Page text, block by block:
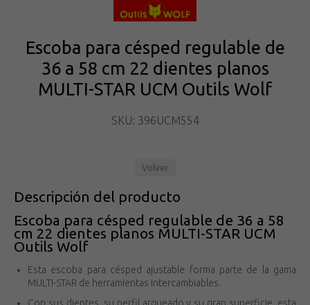
Escoba para césped regulable de
36 a 58 cm 22 dientes planos
MULTI-STAR UCM Outils Wolf
SKU: 396UCM554
Volver
Descripción del producto
Escoba para césped regulable de 36 a 58
cm 22 dientes planos MULTI-STAR UCM
Outils Wolf
Esta escoba para césped ajustable forma parte de la gama
MULTI-STAR de herramientas intercambiables.